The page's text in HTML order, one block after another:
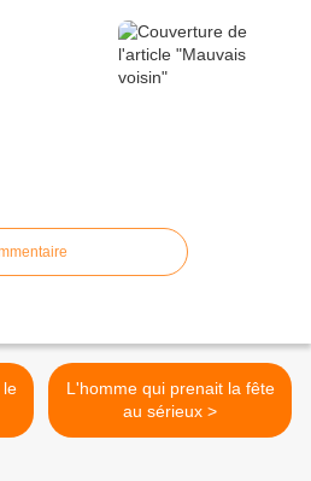
L'homme qui prenait la fête
au sérieux >